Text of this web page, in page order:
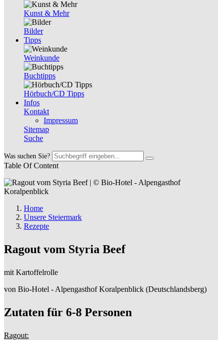
Kunst & Mehr
Bilder
Tipps
Weinkunde
Buchtipps
Hörbuch/CD Tipps
Infos
Kontakt
Impressum
Sitemap
Suche
Was suchen Sie?
Table Of Content
Home
Unsere Steiermark
Rezepte
Ragout vom Styria Beef
mit Kartoffelrolle
von Bio-Hotel - Alpengasthof Koralpenblick (Deutschlandsberg)
Zutaten für 6-8 Personen
Ragout: